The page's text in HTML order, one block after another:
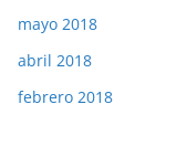
mayo 2018
abril 2018
febrero 2018